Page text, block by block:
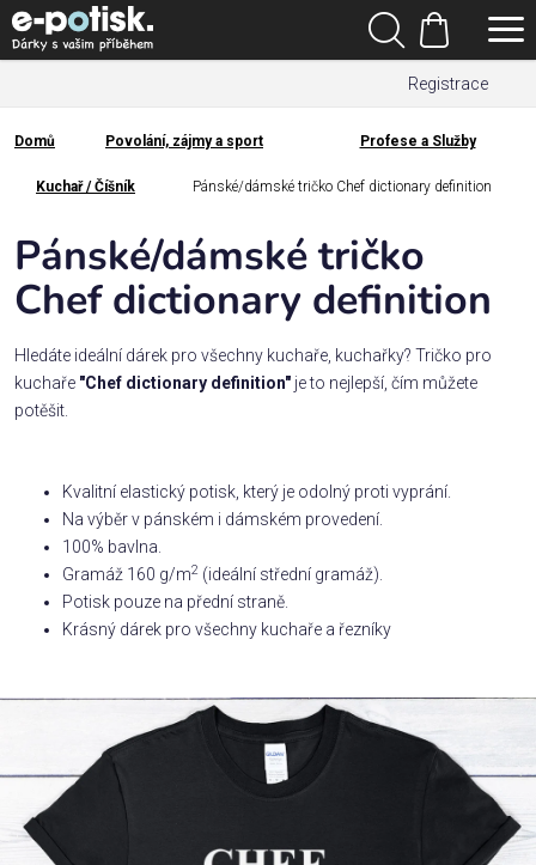
Přejít
na
obsah
Registrace
Hledat
Nákupní
košík
Kategorie
Dárek
pro
Rodina
/
Láska
zájmy a
sport
Příležitosti
Oblečení
Domů
Domů Povolání, zájmy a sport Profese a Služby
Kuchař / Číšník Pánské/dámské tričko Chef dictionary definition
Pánské/dámské tričko
Chef dictionary definition
Hledáte ideální dárek pro všechny kuchaře, kuchařky? Tričko pro
kuchaře "Chef dictionary definition" je to nejlepší, čím můžete
potěšit.
Kvalitní elastický potisk, který je odolný proti vyprání.
Na výběr v pánském i dámském provedení.
100% bavlna.
Gramáž 160 g/m2 (ideální střední gramáž).
Potisk pouze na přední straně.
Krásný dárek pro všechny kuchaře a řezníky